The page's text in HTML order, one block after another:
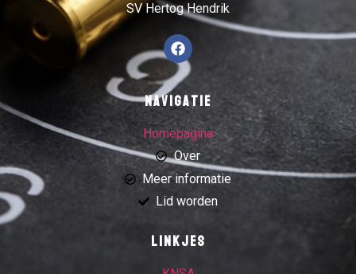
SV Hertog Hendrik
Navigatie
Homepagina
Over
Meer informatie
Lid worden
Linkjes